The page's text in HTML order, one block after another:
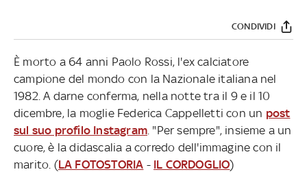
CONDIVIDI
È morto a 64 anni Paolo Rossi, l'ex calciatore
campione del mondo con la Nazionale italiana nel
1982. A darne conferma, nella notte tra il 9 e il 10
dicembre, la moglie Federica Cappelletti con un post
sul suo profilo Instagram. "Per sempre", insieme a un
cuore, è la didascalia a corredo dell'immagine con il
marito. (LA FOTOSTORIA - IL CORDOGLIO)